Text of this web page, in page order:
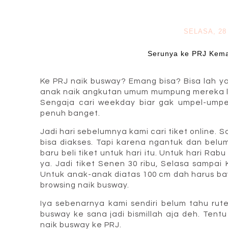
SELASA,
Serunya ke PRJ
Ke PRJ naik busway? Emang bisa? Bisa lah
anak naik angkutan umum mumpung mereka
Sengaja cari weekday biar gak umpel-
penuh banget.
Jadi hari sebelumnya kami cari tiket online.
bisa diakses. Tapi karena ngantuk dan
baru beli tiket untuk hari itu. Untuk hari
ya. Jadi tiket Senen 30 ribu, Selasa sampai
Untuk anak-anak diatas 100 cm dah harus
browsing naik busway.
Iya sebenarnya kami sendiri belum tahu
busway ke sana jadi bismillah aja deh.
naik busway ke PRJ.